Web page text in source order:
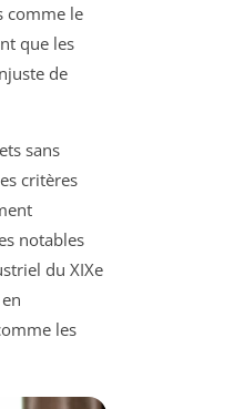
comme le
que les
de
sans
critères
notables
du XIXe
les